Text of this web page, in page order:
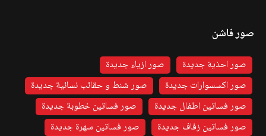
صور فاشن
صور احذية جديدة
صور ازياء جديدة
صور اكسسوارات جديدة
صور شنط و حقائب نسائية جديدة
صور فساتين اطفال جديدة
صور فساتين خطوبة جديدة
صور فساتين زفاف جديدة
صور فساتين سهرة جديدة